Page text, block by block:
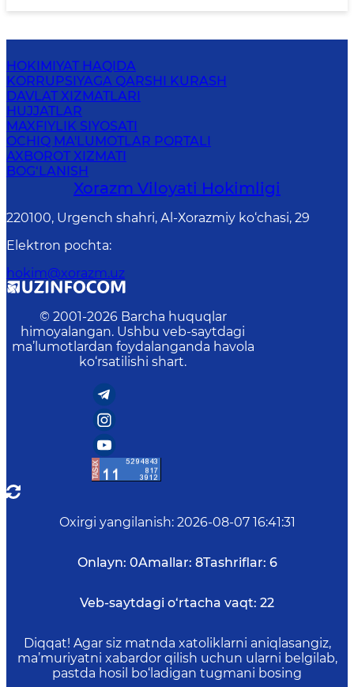
HOKIMIYAT HAQIDA
KORRUPSIYAGA QARSHI KURASH
DAVLAT XIZMATLARI
HUJJATLAR
MAXFIYLIK SIYOSATI
OCHIQ MA'LUMOTLAR PORTALI
AXBOROT XIZMATI
BOG‘LANISH
Xorazm Vilоyati Hоkimligi
220100, Urgеnch shаhri, Аl-Хоrаzmiy ko‘chаsi, 29
Elektron pochta:
hokim@xorazm.uz
© 2001-2026 Barcha huquqlar
himoyalangan. Ushbu veb-saytdagi
ma’lumotlardan foydalanganda havola
ko‘rsatilishi shart.
Oxirgi yangilanish: 2026-08-07 16:41:31
Onlayn: 0Amallar: 8Tashriflar: 6
Veb-saytdagi o‘rtacha vaqt: 22
Diqqat! Agar siz matnda xatoliklarni aniqlasangiz,
ma’muriyatni xabardor qilish uchun ularni belgilab,
pastda hosil bo‘ladigan tugmani bosing